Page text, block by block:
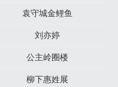
袁守城金鲤鱼
刘亦婷
公主岭圈楼
柳下惠姓展